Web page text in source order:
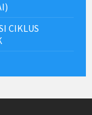
CIKLUS